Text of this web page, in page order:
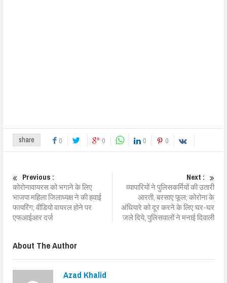
share 0 0 0 0
Previous :
कोरोनावायरस को भगाने के लिए
भाजपा महिला जिलाध्यक्ष ने की हवाई
फायरिंग; वीडियो वायरल होने पर
एफआईआर दर्ज
Next :
व्यापारियों ने पुलिसकर्मियों की उतारी
आरती, बरसाए फूल; कोरोना के
अंधियारे को दूर करने के लिए घर-घर
जले दिये, पुलिसवालों ने मनाई दिवाली
About The Author
Azad Khalid